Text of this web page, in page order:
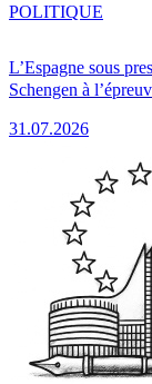
L’Espagne sous
Schengen à
31.07.2026
POLITIQUE